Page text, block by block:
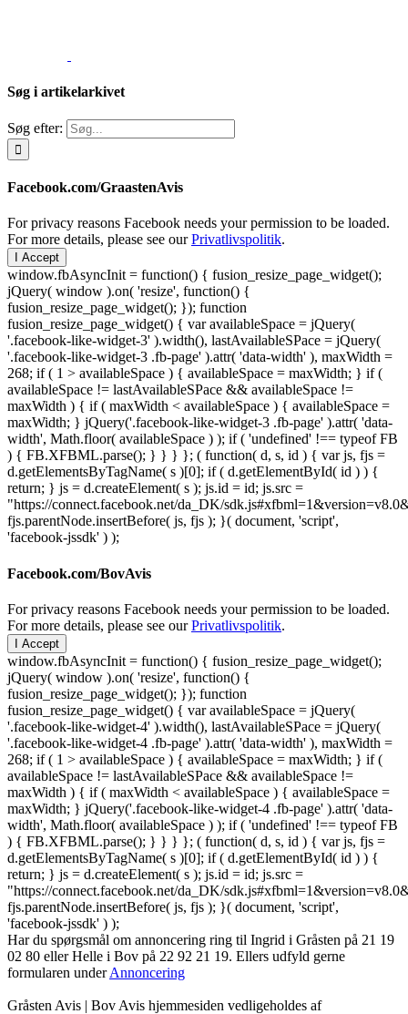
Søg i artikelarkivet
Søg efter:
Facebook.com/GraastenAvis
For privacy reasons Facebook needs your permission to be loaded.
For more details, please see ourPrivatlivspolitik.
I Accept
window.fbAsyncInit = function() { fusion_resize_page_widget();
jQuery( window ).on( 'resize', function() {
fusion_resize_page_widget(); }); function
fusion_resize_page_widget() { var availableSpace = jQuery(
'.facebook-like-widget-3' ).width(), lastAvailableSPace = jQuery(
'.facebook-like-widget-3 .fb-page' ).attr( 'data-width' ), maxWidth =
268; if ( 1 > availableSpace ) { availableSpace = maxWidth; } if (
availableSpace != lastAvailableSPace && availableSpace !=
maxWidth ) { if ( maxWidth < availableSpace ) { availableSpace =
maxWidth; } jQuery('.facebook-like-widget-3 .fb-page' ).attr( 'data-
width', Math.floor( availableSpace ) ); if ( 'undefined' !== typeof FB
) { FB.XFBML.parse(); } } } }; ( function( d, s, id ) { var js, fjs =
d.getElementsByTagName( s )[0]; if ( d.getElementById( id ) ) {
return; } js = d.createElement( s ); js.id = id; js.src =
"https://connect.facebook.net/da_DK/
fjs.parentNode.insertBefore( js, fjs ); }( document, 'script',
'facebook-jssdk' ) );
Facebook.com/BovAvis
For privacy reasons Facebook needs your permission to be loaded.
For more details, please see ourPrivatlivspolitik.
I Accept
window.fbAsyncInit = function() { fusion_resize_page_widget();
jQuery( window ).on( 'resize', function() {
fusion_resize_page_widget(); }); function
fusion_resize_page_widget() { var availableSpace = jQuery(
'.facebook-like-widget-4' ).width(), lastAvailableSPace = jQuery(
'.facebook-like-widget-4 .fb-page' ).attr( 'data-width' ), maxWidth =
268; if ( 1 > availableSpace ) { availableSpace = maxWidth; } if (
availableSpace != lastAvailableSPace && availableSpace !=
maxWidth ) { if ( maxWidth < availableSpace ) { availableSpace =
maxWidth; } jQuery('.facebook-like-widget-4 .fb-page' ).attr( 'data-
width', Math.floor( availableSpace ) ); if ( 'undefined' !== typeof FB
) { FB.XFBML.parse(); } } } }; ( function( d, s, id ) { var js, fjs =
d.getElementsByTagName( s )[0]; if ( d.getElementById( id ) ) {
return; } js = d.createElement( s ); js.id = id; js.src =
"https://connect.facebook.net/da_DK/
fjs.parentNode.insertBefore( js, fjs ); }( document, 'script',
'facebook-jssdk' ) );
Har du spørgsmål om annoncering ring til Ingrid i Gråsten på 21 19
02 80 ‬eller Helle i Bov på 22 92 21 19‬. Ellers udfyld gerne
formularen underAnnoncering
Gråsten Avis | Bov Avis hjemmesiden vedligeholdes af